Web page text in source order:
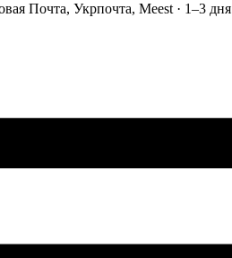
Почта, Укрпочта, Meest · 1–3 дня